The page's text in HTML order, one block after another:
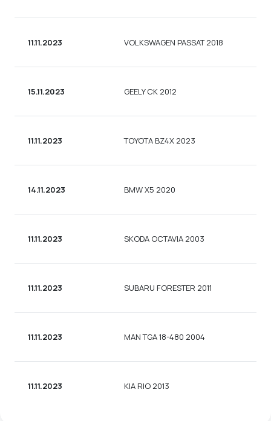
11.11.2023 VOLKSWAGEN PASSAT 2018
15.11.2023 GEELY CK 2012
11.11.2023 TOYOTA BZ4X 2023
14.11.2023 BMW X5 2020
11.11.2023 SKODA OCTAVIA 2003
11.11.2023 SUBARU FORESTER 2011
11.11.2023 MAN TGA 18-480 2004
11.11.2023 KIA RIO 2013